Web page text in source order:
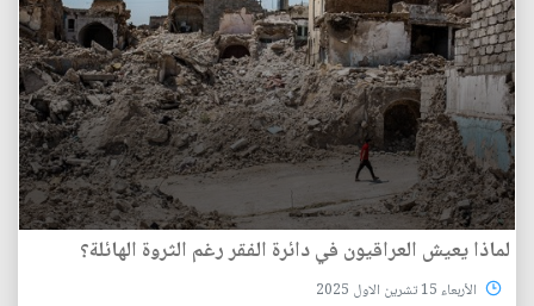
لماذا يعيش العراقيون في دائرة الفقر رغم الثروة الهائلة؟
الأربعاء 15 تشرين الاول 2025